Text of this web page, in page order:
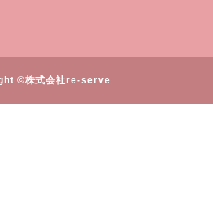
©株式会社re-serve